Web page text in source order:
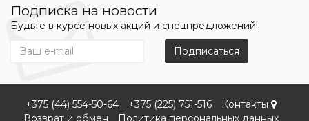
Подписка на новости
Будьте в курсе новых акций и спецпредложений!
Подписаться
+375 (44) 554-50-64 +375 (225) 751-516
Контакты
Возврат и обмен
Политика персональных данных